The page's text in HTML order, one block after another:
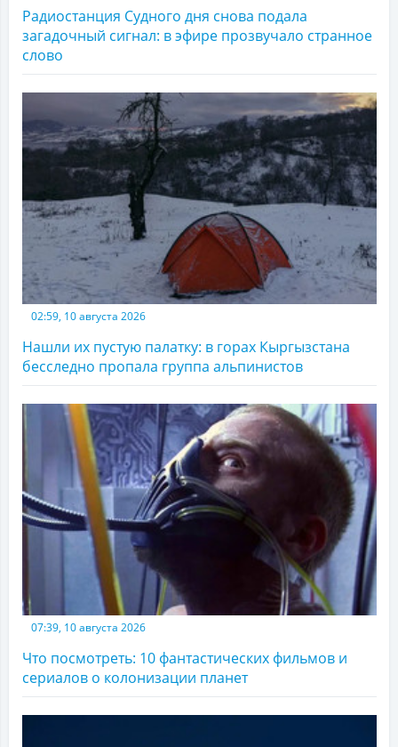
Радиостанция Судного дня снова подала
загадочный сигнал: в эфире прозвучало странное
слово
02:59, 10 августа 2026
Нашли их пустую палатку: в горах Кыргызстана
бесследно пропала группа альпинистов
07:39, 10 августа 2026
Что посмотреть: 10 фантастических фильмов и
сериалов о колонизации планет